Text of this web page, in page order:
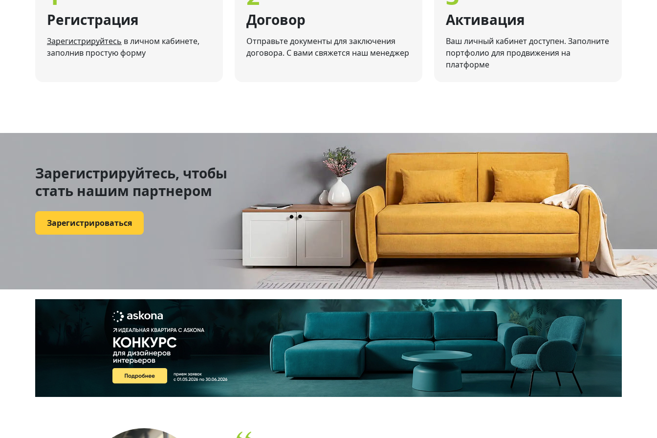
Регистрация
Зарегистрируйтесь в личном кабинете,
заполнив простую форму
Договор
Отправьте документы для заключения
договора. С вами свяжется наш менеджер
Активация
Ваш личный кабинет доступен. Заполните
портфолио для продвижения на
платформе
Зарегистрируйтесь, чтобы
стать нашим партнером
Зарегистрироваться